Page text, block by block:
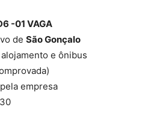
-01 VAGA
de São Gonçalo
e ônibus
empresa